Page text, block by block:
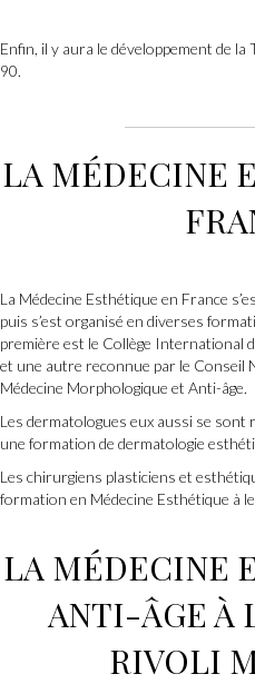
Enfin, il y aura le développement de
90.
LA MÉDECINE
La Médecine Esthétique en France
puis s’est organisé en diverses
première est le Collège International
et une autre reconnue par le Conseil
Médecine Morphologique et Anti-âge.
Les dermatologues eux aussi se
une formation de dermatologie
Les chirurgiens plasticiens et
formation en Médecine Esthétique à
LA MÉDECINE
ANTI-ÂGE À
RIVOLI